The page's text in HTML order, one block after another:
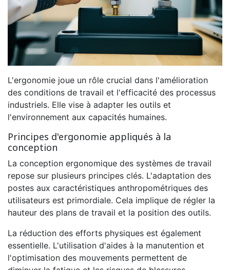
L'ergonomie joue un rôle crucial dans l'amélioration
des conditions de travail et l'efficacité des processus
industriels. Elle vise à adapter les outils et
l'environnement aux capacités humaines.
Principes d'ergonomie appliqués à la
conception
La conception ergonomique des systèmes de travail
repose sur plusieurs principes clés. L'adaptation des
postes aux caractéristiques anthropométriques des
utilisateurs est primordiale. Cela implique de régler la
hauteur des plans de travail et la position des outils.
La réduction des efforts physiques est également
essentielle. L'utilisation d'aides à la manutention et
l'optimisation des mouvements permettent de